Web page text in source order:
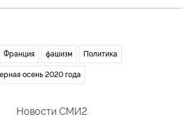
Франция фашизм Политика
осень 2020 года
Новости СМИ2